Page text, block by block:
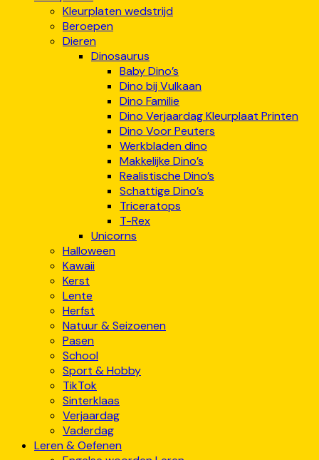
Kleurplaten wedstrijd
Beroepen
Dieren
Dinosaurus
Baby Dino’s
Dino bij Vulkaan
Dino Familie
Dino Verjaardag Kleurplaat Printen
Dino Voor Peuters
Werkbladen dino
Makkelijke Dino’s
Realistische Dino’s
Schattige Dino’s
Triceratops
T-Rex
Unicorns
Halloween
Kawaii
Kerst
Lente
Herfst
Natuur & Seizoenen
Pasen
School
Sport & Hobby
TikTok
Sinterklaas
Verjaardag
Vaderdag
Leren & Oefenen